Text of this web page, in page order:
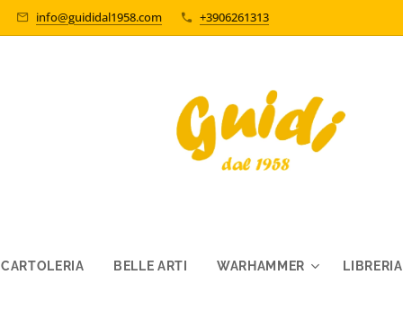
info@guididal1958.com +3906261313
CARTOLERIA BELLE ARTI WARHAMMER LIBRERIA